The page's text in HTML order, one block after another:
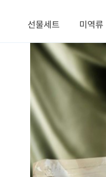
선물세트 미역류